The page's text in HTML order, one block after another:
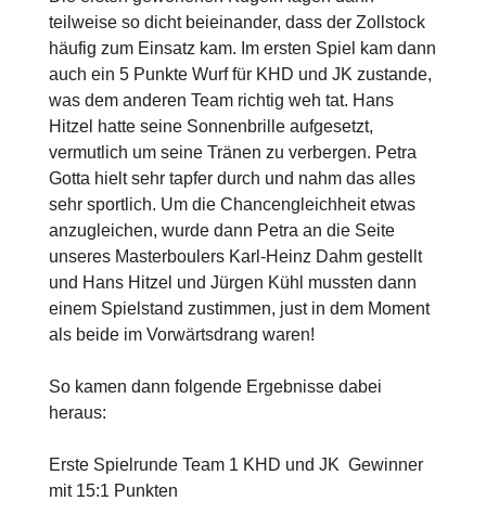
teilweise so dicht beieinander, dass der Zollstock
häufig zum Einsatz kam. Im ersten Spiel kam dann
auch ein 5 Punkte Wurf für KHD und JK zustande,
was dem anderen Team richtig weh tat. Hans
Hitzel hatte seine Sonnenbrille aufgesetzt,
vermutlich um seine Tränen zu verbergen. Petra
Gotta hielt sehr tapfer durch und nahm das alles
sehr sportlich. Um die Chancengleichheit etwas
anzugleichen, wurde dann Petra an die Seite
unseres Masterboulers Karl-Heinz Dahm gestellt
und Hans Hitzel und Jürgen Kühl mussten dann
einem Spielstand zustimmen, just in dem Moment
als beide im Vorwärtsdrang waren!
So kamen dann folgende Ergebnisse dabei
heraus:
Erste Spielrunde Team 1 KHD und JK Gewinner
mit 15:1 Punkten